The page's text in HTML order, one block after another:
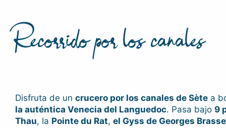
Recorrido por los canales
Disfruta de un crucero por los canales de Sètea
la auténtica Venecia del Languedoc. Pasa bajo 9
Thau, la Pointe du Rat, el Gyss de Georges